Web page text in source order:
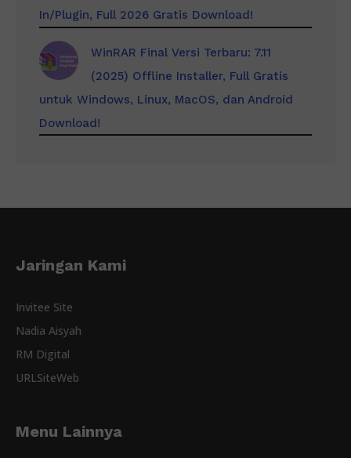
In/Plugin, Full 2026 Gratis Download!
WinRAR Final Versi Terbaru: 7.11
(2025) Offline Installer, Full Gratis
untuk Windows, Linux, MacOS, dan Android
Download!
Jaringan Kami
Invitee Site
Nadia Aisyah
RM Digital
URLSiteWeb
Menu Lainnya